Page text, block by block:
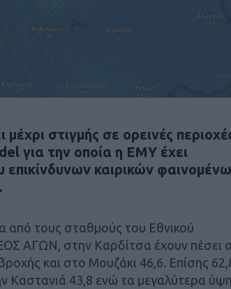
στιγμής σε ορεινές
για την οποία η ΕΜΥ έχει
καιρικών
τους σταθμούς του Εθνικού
ΑΓΩΝ, στην Καρδίτσα έχουν πέσει
και στο Μουζάκι 46,6. Eπίσης
Καστανιά 43,8 ενώ τα μεγαλύτερα ύψη